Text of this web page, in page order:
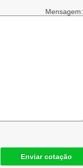
Mensagem:
Enviar cotação